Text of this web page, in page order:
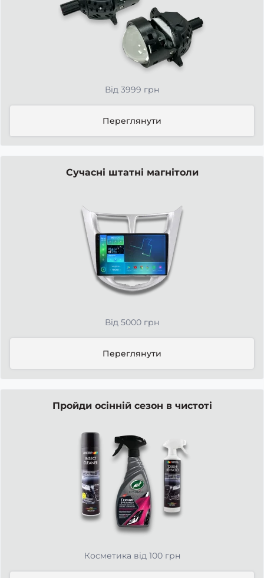
Від 3999 грн
Переглянути
Сучасні штатні магнітоли
Від 5000 грн
Переглянути
Пройди осінній сезон в чистоті
Косметика від 100 грн